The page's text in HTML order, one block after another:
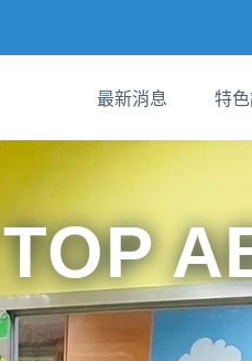
最新消息 特